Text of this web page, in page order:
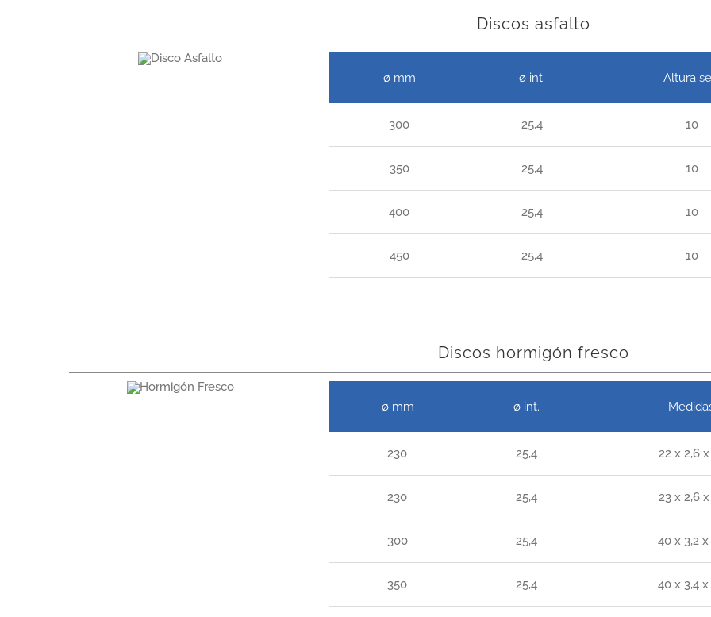
Discos asfalto
ø mm ø int. Altura
300 25,4 10
350 25,4 10
400 25,4 10
450 25,4 10
Discos hormigón fresco
ø mm ø int.
230 25,4 22 x 2,6 x
230 25,4 23 x 2,6 x
300 25,4 40 x 3,2 x
350 25,4 40 x 3,4 x